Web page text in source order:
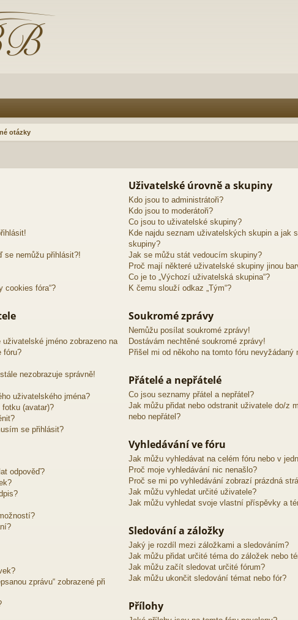
otázky
se nemůžu přihlásit?!
cookies fóra“?
jméno zobrazeno na
fóru?
nezobrazuje správně!
uživatelského jména?
(avatar)?
se přihlásit?
odpověď?
zprávu“ zobrazené při
Uživatelské úrovně a skupiny
Kdo jsou to administrátoři?
Kdo jsou to moderátoři?
Co jsou to uživatelské skupiny?
Kde najdu seznam uživatelských skupin a jak
skupiny?
Jak se můžu stát vedoucím skupiny?
Proč mají některé uživatelské skupiny jinou
Co je to „Výchozí uživatelská skupina“?
K čemu slouží odkaz „Tým“?
Soukromé zprávy
Nemůžu posílat soukromé zprávy!
Dostávám nechtěné soukromé zprávy!
Přišel mi od někoho na tomto fóru nevyžádaný
Přátelé a nepřátelé
Co jsou seznamy přátel a nepřátel?
Jak můžu přidat nebo odstranit uživatele do/z
nebo nepřátel?
Vyhledávání ve fóru
Jak můžu vyhledávat na celém fóru nebo v
Proč moje vyhledávání nic nenašlo?
Proč se mi po vyhledávání zobrazí prázdná
Jak můžu vyhledat určité uživatele?
Jak můžu vyhledat svoje vlastní příspěvky a
Sledování a záložky
Jaký je rozdíl mezi záložkami a sledováním?
Jak můžu přidat určité téma do záložek nebo
Jak můžu začít sledovat určité fórum?
Jak můžu ukončit sledování témat nebo fór?
Přílohy